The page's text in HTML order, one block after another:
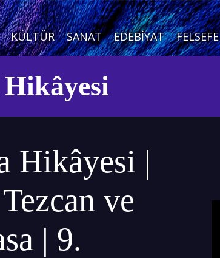
KÜLTÜR SANAT EDEBIYAT FELSEFE
Hikâyesi
Hikâyesi |
ve
| 9.